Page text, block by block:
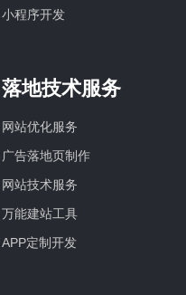
小程序开发
落地技术服务
网站优化服务
广告落地页制作
网站技术服务
万能建站工具
APP定制开发